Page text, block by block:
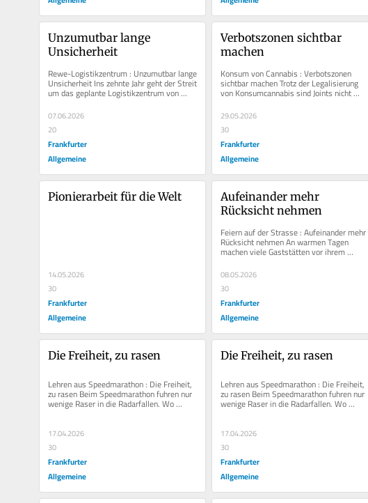
Unzumutbar lange
Unsicherheit
Rewe-Logistikzentrum : Unzumutbar lange
Unsicherheit Ins zehnte Jahr geht der Streit
um das geplante Logistikzentrum von
Rewe in der nördlichen...
07.06.2026
20
Frankfurter
Allgemeine
Verbotszonen sichtbar
machen
Konsum von Cannabis : Verbotszonen
sichtbar machen Trotz der Legalisierung
von Konsumcannabis sind Joints nicht
29.05.2026
30
Frankfurter
Allgemeine
Pionierarbeit für die Welt
14.05.2026
30
Frankfurter
Allgemeine
Aufeinander mehr
Rücksicht nehmen
Feiern auf der Strasse : Aufeinander mehr
Rücksicht nehmen An warmen Tagen
machen viele Gaststätten vor ihrem
08.05.2026
30
Frankfurter
Allgemeine
Die Freiheit, zu rasen
Lehren aus Speedmarathon : Die Freiheit,
zu rasen Beim Speedmarathon fuhren nur
wenige Raser in die Radarfallen. Wo
täglich ungezählte Fahrer viel...
17.04.2026
30
Frankfurter
Allgemeine
Die Freiheit, zu rasen
Lehren aus Speedmarathon : Die Freiheit,
zu rasen Beim Speedmarathon fuhren nur
wenige Raser in die Radarfallen. Wo
täglich ungezählte Fahrer viel...
17.04.2026
30
Frankfurter
Allgemeine